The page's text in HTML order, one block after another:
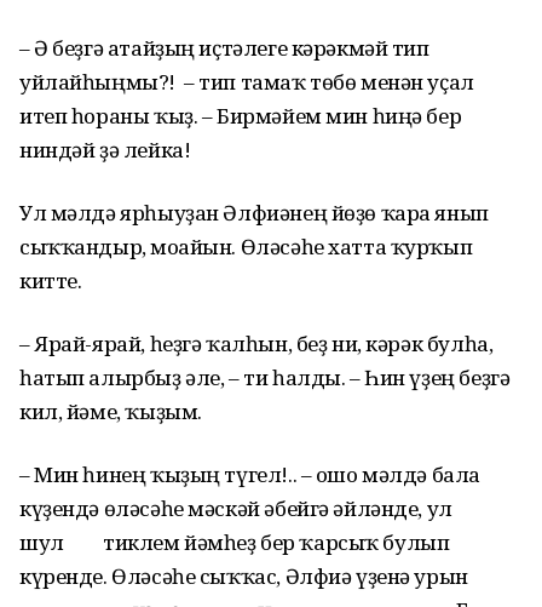
– Ә беҙгә атайҙың иҫтәлеге кәрәкмәй тип
уйлайһыңмы?! – тип тамаҡ төбө менән уҫал
итеп һораны ҡыҙ. – Бирмәйем мин һиңә бер
ниндәй ҙә лейка!
Ул мәлдә ярһыуҙан Әлфиәнең йөҙө ҡара янып
сыҡҡандыр, моғайын. Өләсәһе хатта ҡурҡып
китте.
– Ярай-ярай, һеҙгә ҡалһын, беҙ ни, кәрәк булһа,
һатып алырбыҙ әле, – ти һалды. – Һин үҙең беҙгә
кил, йәме, ҡыҙым.
– Мин һинең ҡыҙың түгел!.. – ошо мәлдә бала
күҙендә өләсәһе мәскәй әбейгә әйләнде, ул
шул тиклем йәмһеҙ бер ҡарсыҡ булып
күренде. Өләсәһе сыҡҡас, Әлфиә үҙенә урын